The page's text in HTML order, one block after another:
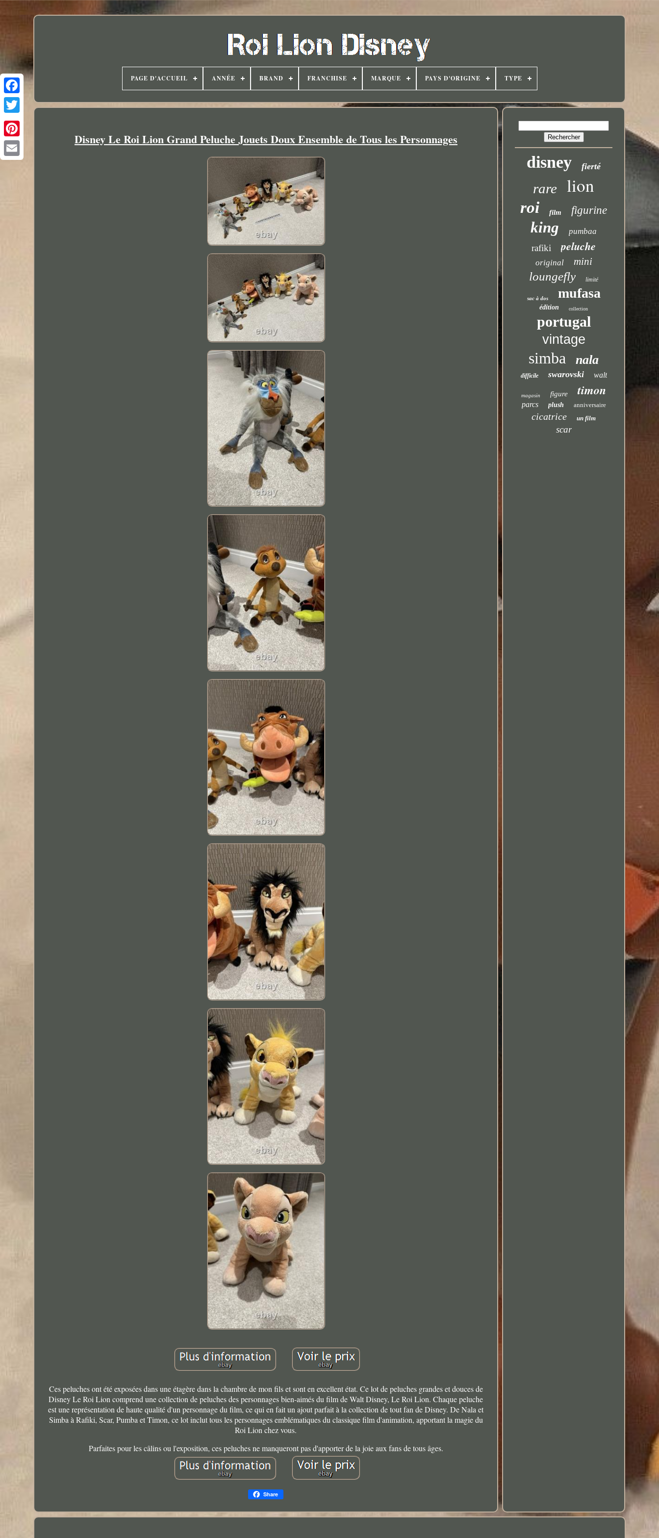
PAGE D'ACCUEIL ANNÉE BRAND FRANCHISE MARQUE PAYS D'ORIGINE TYPE
Disney Le Roi Lion Grand Peluche Jouets Doux Ensemble de Tous les Personnages
Ces peluches ont été exposées dans une étagère dans la chambre de mon fils et sont en excellent état. Ce lot de peluches grandes et douces de
Disney Le Roi Lion comprend une collection de peluches des personnages bien-aimés du film de Walt Disney, Le Roi Lion. Chaque peluche
est une représentation de haute qualité d'un personnage du film, ce qui en fait un ajout parfait à la collection de tout fan de Disney. De Nala et
Simba à Rafiki, Scar, Pumba et Timon, ce lot inclut tous les personnages emblématiques du classique film d'animation, apportant la magie du
Roi Lion chez vous.
Parfaites pour les câlins ou l'exposition, ces peluches ne manqueront pas d'apporter de la joie aux fans de tous âges.
Share
disney fierté
rare lion
roi film figurine
king pumbaa
rafiki peluche
original mini
loungefly limité
sac à dos mufasa
édition collection
portugal
vintage
simba nala
difficile swarovski walt
magasin figure timon
parcs plush anniversaire
cicatrice un film
scar